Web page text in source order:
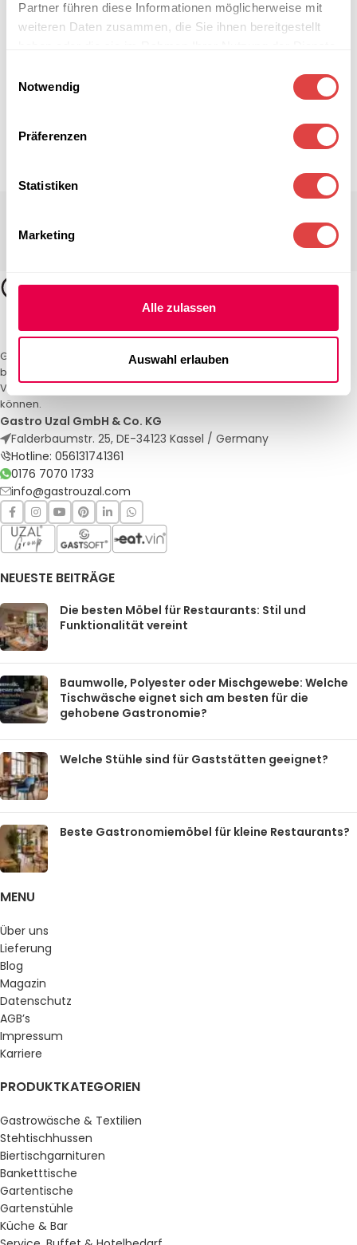
Partner führen diese Informationen möglicherweise mit
weiteren Daten zusammen, die Sie ihnen bereitgestellt
Notwendig
Präferenzen
Statistiken
Marketing
Alle zulassen
Auswahl erlauben
Gastro Uzal – Ihr Spezialist für Gastronomiemöbel und -textilien. Wir
bieten maßgeschneiderte Lösungen für Restaurants, Hotels und
Veranstaltungen. Qualität und Service, auf die Sie sich verlassen
können.
Gastro Uzal GmbH & Co. KG
Falderbaumstr. 25, DE-34123 Kassel / Germany
Hotline: 056131741361
0176 7070 1733
info@gastrouzal.com
NEUESTE BEITRÄGE
Die besten Möbel für Restaurants: Stil und
Funktionalität vereint
Baumwolle, Polyester oder Mischgewebe: Welche
Tischwäsche eignet sich am besten für die
gehobene Gastronomie?
Welche Stühle sind für Gaststätten geeignet?
Beste Gastronomiemöbel für kleine Restaurants?
MENU
Über uns
Lieferung
Blog
Magazin
Datenschutz
AGB’s
Impressum
Karriere
PRODUKTKATEGORIEN
Gastrowäsche & Textilien
Stehtischhussen
Biertischgarnituren
Banketttische
Gartentische
Gartenstühle
Küche & Bar